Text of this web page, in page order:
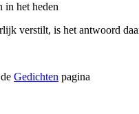
in het heden
verstilt, is het antwoord
Gedichten pagina